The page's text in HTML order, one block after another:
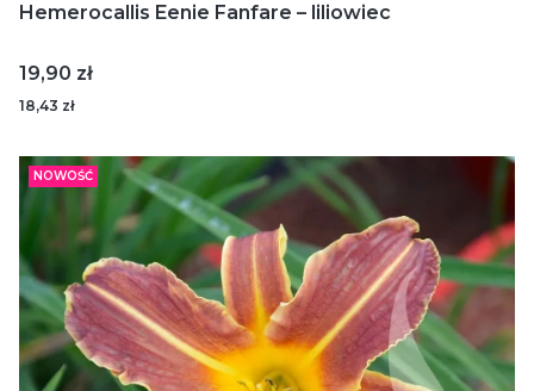
Hemerocallis Eenie Fanfare – liliowiec
Cena
19,90 zł
18,43 zł
NOWOŚĆ